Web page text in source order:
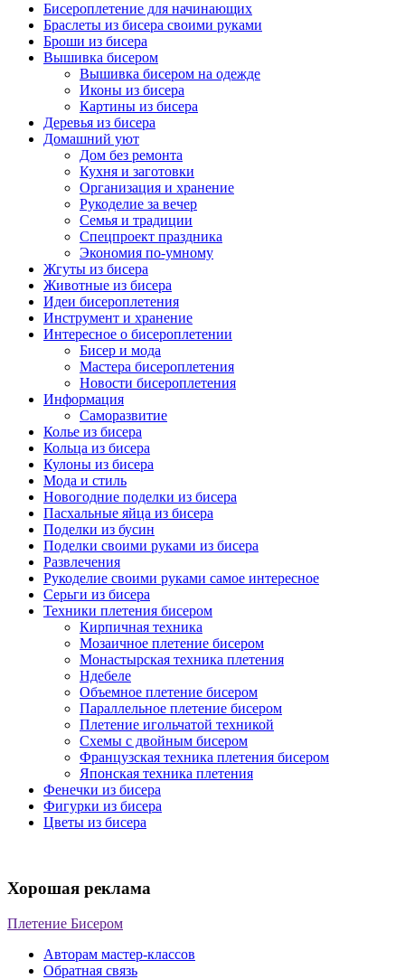
Бисероплетение для начинающих
Браслеты из бисера своими руками
Броши из бисера
Вышивка бисером
Вышивка бисером на одежде
Иконы из бисера
Картины из бисера
Деревья из бисера
Домашний уют
Дом без ремонта
Кухня и заготовки
Организация и хранение
Рукоделие за вечер
Семья и традиции
Спецпроект праздника
Экономия по-умному
Жгуты из бисера
Животные из бисера
Идеи бисероплетения
Инструмент и хранение
Интересное о бисероплетении
Бисер и мода
Мастера бисероплетения
Новости бисероплетения
Информация
Саморазвитие
Колье из бисера
Кольца из бисера
Кулоны из бисера
Мода и стиль
Новогодние поделки из бисера
Пасхальные яйца из бисера
Поделки из бусин
Поделки своими руками из бисера
Развлечения
Рукоделие своими руками самое интересное
Серьги из бисера
Техники плетения бисером
Кирпичная техника
Мозаичное плетение бисером
Монастырская техника плетения
Ндебеле
Объемное плетение бисером
Параллельное плетение бисером
Плетение игольчатой техникой
Схемы с двойным бисером
Французская техника плетения бисером
Японская техника плетения
Фенечки из бисера
Фигурки из бисера
Цветы из бисера
Хорошая реклама
Плетение Бисером
Авторам мастер-классов
Обратная связь